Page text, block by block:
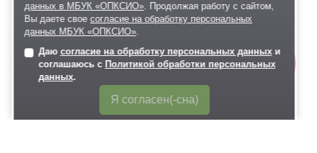
15:00-15:30
Одинцовский парк культуры, спорта и отдыха
Анимационная программа, 6+
15:30-16:00
Одинцовский парк культуры, спорта и отдыха
данных в МБУК «ОПКСИО». Продолжая работу с сайтом,
Вы даете своесогласие на обработку персональных
данных МБУК «ОПКСИО».
Даю согласие на обработку персональных данныхи
соглашаюсь с Политикой обработки персональных
данных.
Я согласен(-сна)
Онлайн-
запись